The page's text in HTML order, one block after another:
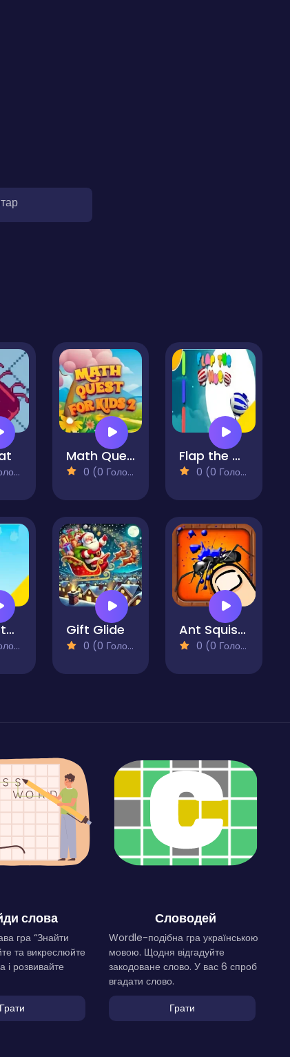
Math Quest for Kids 2
0 (0 Голосів)
Flap the Hue Pro
0 (0 Голосів)
Escape the Ball Gift Glide
0 (0 Голосів)
Ant Squisher
0 (0 Голосів)
слова
гра “Знайти
та викреслюйте
і розвивайте
Грати
Словодей
Wordle-подібна гра українською
мовою. Щодня відгадуйте
закодоване слово. У вас 6 спроб
вгадати слово.
Грати